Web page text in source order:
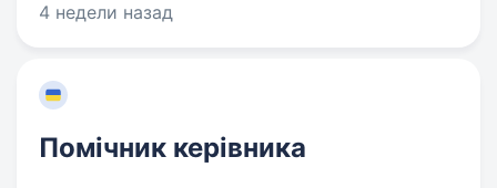
4 недели назад
Помічник керівника